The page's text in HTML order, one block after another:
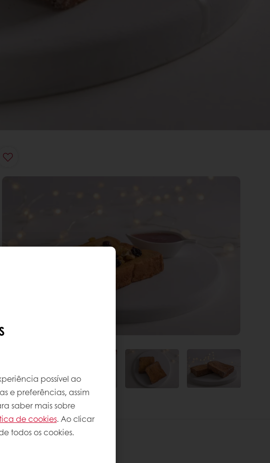
possível ao
e preferências, assim
saber mais sobre
de cookies. Ao clicar
todos os cookies.